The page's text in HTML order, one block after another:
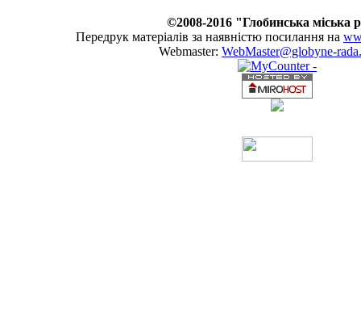
©2008-2016 "Глобинська міська
Передрук матеріалів за наявністю посилання на
Webmaster: WebMaster@globyne-